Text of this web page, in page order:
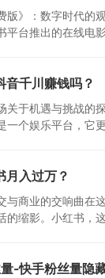
版》：数字时代的
平台推出的在线电
千川赚钱吗？
关于机遇与挑战的
一个娱乐平台，它
月入过万？
与商业的交响曲在
的缩影。小红书，
-快手粉丝量隐